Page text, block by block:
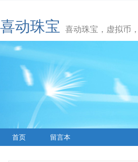
喜动珠宝 喜动珠宝，虚拟币
首页 留言本